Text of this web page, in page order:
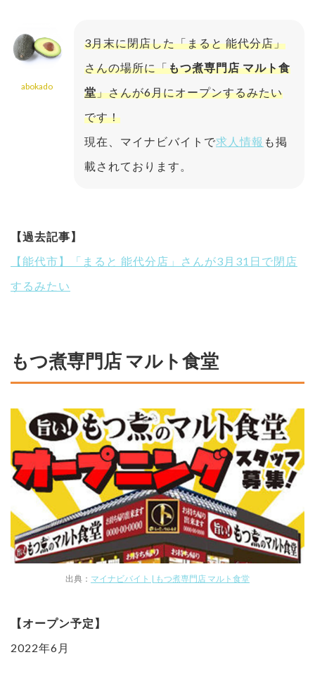
abokado
3月末に閉店した「まると 能代分店」
さんの場所に「もつ煮専門店 マルト食
堂」さんが6月にオープンするみたい
です！
現在、マイナビバイトで求人情報 も掲
載されております。
【過去記事】
【能代市】「まると 能代分店」さんが3月31日で閉店
するみたい
もつ煮専門店 マルト食堂
出典： マイナビバイト | もつ煮専門店 マルト食堂
【オープン予定】
2022年6月